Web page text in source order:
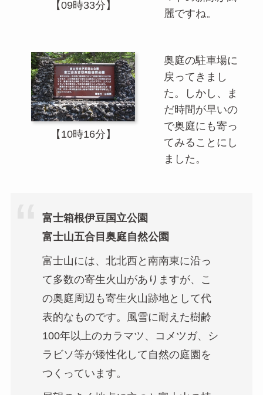
【09時33分】
麗ですね。
【10時16分】
奥庭の駐車場に
戻ってきまし
た。しかし、ま
だ時間が早いの
で奥庭にも寄っ
てみることにし
ました。
富士箱根伊豆国立公園
富士山五合目奥庭自然公園
富士山には、北北西と南南東に沿っ
て多数の寄生火山がありますが、こ
の奥庭周辺も寄生火山跡地として代
表的なものです。風雪に耐えた樹齢
100年以上のカラマツ、コメツガ、シ
ラビソ等が矮性化して自然の庭園を
つくっています。